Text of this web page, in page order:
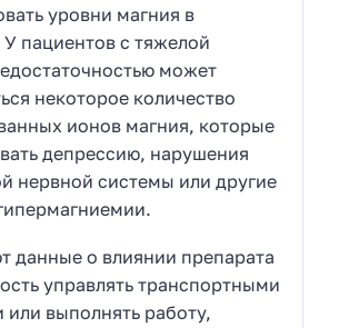
уровни магния в
пациентов с тяжелой
может
некоторое количество
ионов магния, которые
депрессию, нарушения
нервной системы или другие
данные о влиянии препарата
управлять транспортными
или выполнять работу,